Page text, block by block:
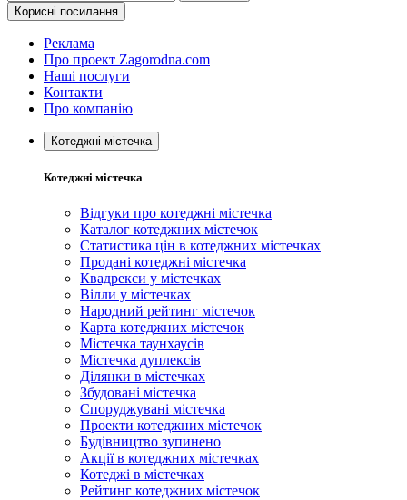
Корисні посилання
Реклама
Про проект Zagorodna.com
Наші послуги
Контакти
Про компанію
Котеджні містечка
Котеджні містечка
Відгуки про котеджні містечка
Каталог котеджних містечок
Статистика цін в котеджних містечках
Продані котеджні містечка
Квадрекси у містечках
Вілли у містечках
Народний рейтинг містечок
Карта котеджних містечок
Містечка таунхаусів
Містечка дуплексів
Ділянки в містечках
Збудовані містечка
Споруджувані містечка
Проекти котеджних містечок
Будівництво зупинено
Акції в котеджних містечках
Котеджі в містечках
Рейтинг котеджних містечок